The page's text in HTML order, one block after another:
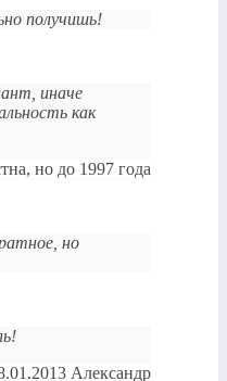
получишь!
иначе
как
но до 1997 года
но
Александр